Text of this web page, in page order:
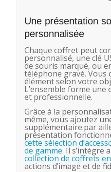
Une présentation
personnalisée
Chaque coffret peut
personnalisé, une clé
de souris marqué, ou
téléphone gravé. Vous
élément selon votre
L’ensemble forme une
et professionnelle.
Grâce à la
même, vous ajoutez
supplémentaire.par
présentation
cette sélection
de gamme. Il s’intègre
collection de coffrets
actions d’image et de